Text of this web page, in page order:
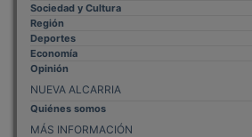
Sociedad y Cultura
Región
Deportes
Economía
Opinión
NUEVA ALCARRIA
Quiénes somos
MÁS INFORMACIÓN